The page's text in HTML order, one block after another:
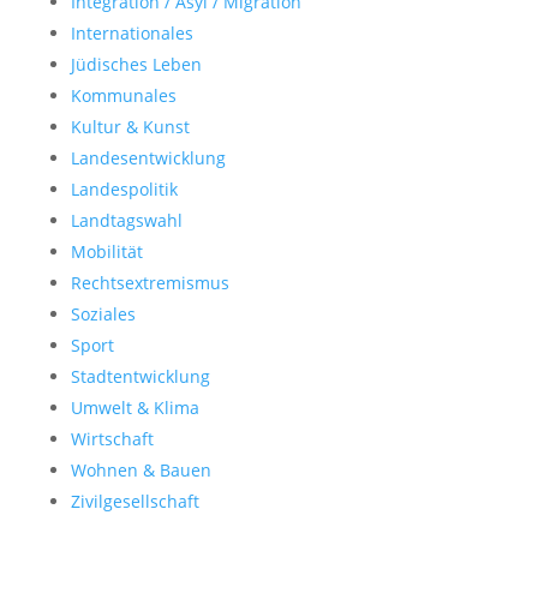
Internationales
Jüdisches Leben
Kommunales
Kultur & Kunst
Landesentwicklung
Landespolitik
Landtagswahl
Mobilität
Rechtsextremismus
Soziales
Sport
Stadtentwicklung
Umwelt & Klima
Wirtschaft
Wohnen & Bauen
Zivilgesellschaft